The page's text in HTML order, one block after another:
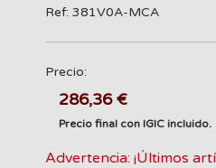
Ref: 381V0A-MCA
Precio:
286,36 €
Precio final con IGIC incluido.
Advertencia: ¡Últimos